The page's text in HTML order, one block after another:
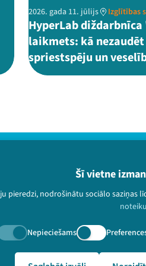
Šī vietne
nodrošinātu sociālo saziņas
Nepieciešams
2026. gada 11. jūlijs Izglītības
HyperLab
laikmets: kā
spriestspēju un
paturētas.
arhivs/